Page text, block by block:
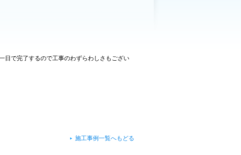
日で完了するので工事のわずらわしさもござい
施工事例一覧へもどる